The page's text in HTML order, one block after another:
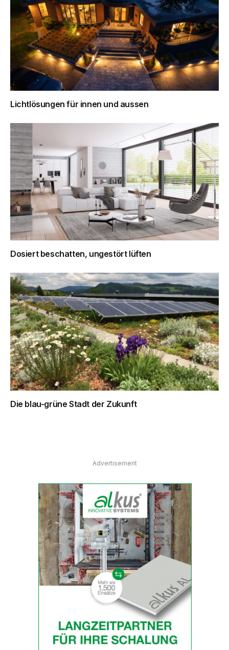
Lichtlösungen für innen und aussen
Dosiert beschatten, ungestört lüften
Die blau-grüne Stadt der Zukunft
Advertisement